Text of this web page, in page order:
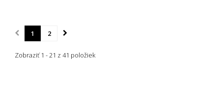
1 2
Zobraziť 1 - 21 z 41 položiek